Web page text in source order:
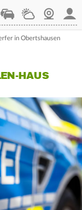
StaupilotWetterWebcam
in Obertshausen
HAUS